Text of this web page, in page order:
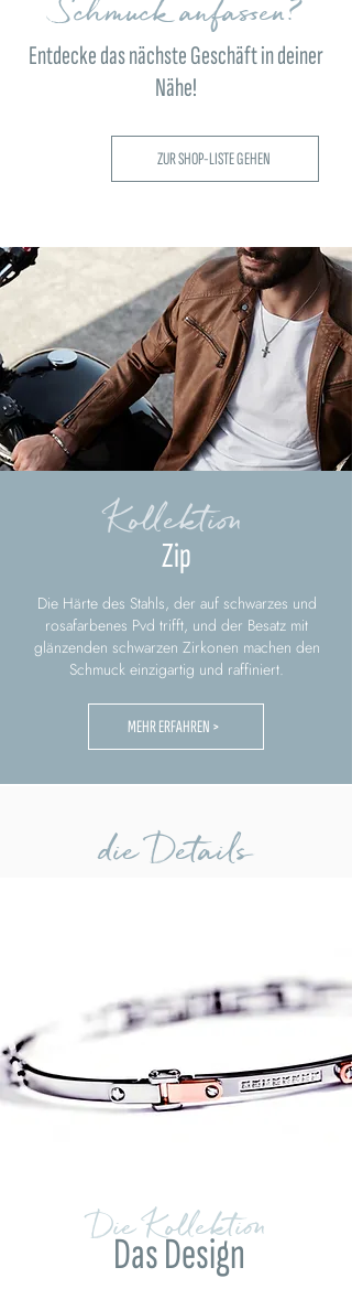
Schmuck anfassen?
Entdecke das nächste Geschäft in deiner
Nähe!
ZUR SHOP-LISTE GEHEN
Kollektion
Zip
Die Härte des Stahls, der auf schwarzes und
rosafarbenes Pvd trifft, und der Besatz mit
glänzenden schwarzen Zirkonen machen den
Schmuck einzigartig und raffiniert.
MEHR ERFAHREN >
die Details
Die Kollektion
Das Design